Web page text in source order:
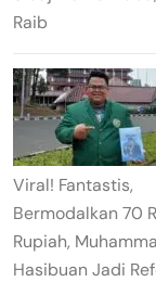
Raib
Viral! Fantastis,
Bermodalkan 70
Rupiah,
Hasibuan Jadi